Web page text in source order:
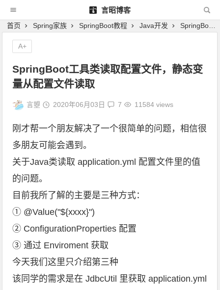
言昭博客
首页 Spring家族 SpringBoot教程 Java开发 SpringBoot工具类读取配置文件，静态变量从配置文件读取
SpringBoot工具类读取配置文件，静态变
量从配置文件读取
言曌 2020年06月03日 7 11584 views
刚才帮一个朋友解决了一个很简单的问题，相信很
多朋友可能会遇到。
关于Java类读取 application.yml 配置文件里的值
的问题。
目前我所了解的主要是三种方式：
① @Value("${xxxx}")
② ConfigurationProperties 配置
③ 通过 Enviroment 获取
今天我们这里只介绍第三种
该同学的需求是在 JdbcUtil 里获取 application.yml
A+